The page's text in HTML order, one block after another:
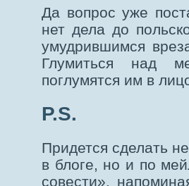
Да вопрос уже
нет дела до
умудрившимся
Глумиться над
поглумятся им в
P.S.
Придется сделать
в блоге, но и по
совести»,